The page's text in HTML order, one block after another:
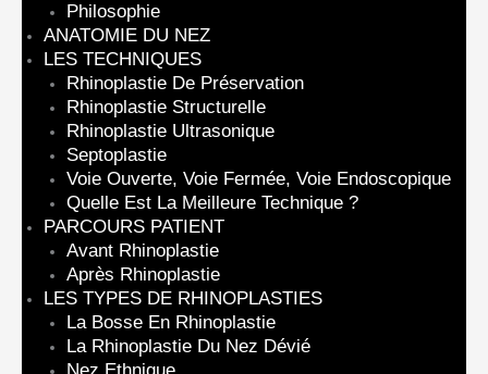
Philosophie
ANATOMIE DU NEZ
LES TECHNIQUES
Rhinoplastie De Préservation
Rhinoplastie Structurelle
Rhinoplastie Ultrasonique
Septoplastie
Voie Ouverte, Voie Fermée, Voie Endoscopique
Quelle Est La Meilleure Technique ?
PARCOURS PATIENT
Avant Rhinoplastie
Après Rhinoplastie
LES TYPES DE RHINOPLASTIES
La Bosse En Rhinoplastie
La Rhinoplastie Du Nez Dévié